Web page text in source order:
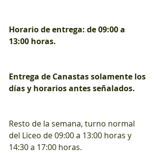
Horario de entrega: de 09:00 a
13:00 horas.
Entrega de Canastas solamente los
días y horarios antes señalados.
Resto de la semana, turno normal
del Liceo de 09:00 a 13:00 horas y
14:30 a 17:00 horas.